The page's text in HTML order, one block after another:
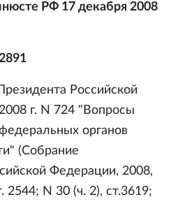
РФ 17 декабря 2008
Российской
г. N 724 "Вопросы
органов
(Собрание
Федерации, 2008,
2544; N 30 (ч. 2), ст.3619;